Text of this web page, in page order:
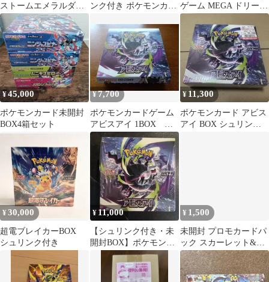
ストームエメラルダ
BOX
ンク付き ポケモンカー
BOX
ゲーム MEGA ドリーム
ex BOX シュリンク、納
¥45,000
ポケモンカード未開封
BOX4箱セット
¥7,700
ポケモンカードゲーム
アビスアイ 1BOX ポ
ケカ シュリンク・ペ
リペリ無
¥ 11,300
ポケモンカード アビス
アイ BOX シュリンク
¥30,000
超電ブレイカーBOX
シュリンク付き
¥ 11,000
【シュリンク付き・未
開封BOX】ポケモンカ
ードゲーム MEGA アビ
スアイ
¥ 1,500
未開封 プロモカードパ
ック スカーレット&バ
イオレット 1パック ポ
ケカ ポケモン ポケモン
カードゲーム